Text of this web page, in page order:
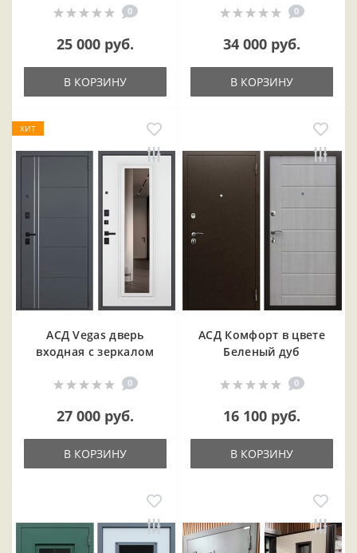
0
25 000 руб.
В КОРЗИНУ
0
34 000 руб.
В КОРЗИНУ
ХИТ
АСД Vegas дверь
входная с зеркалом
0
27 000 руб.
В КОРЗИНУ
АСД Комфорт в цвете
Беленый дуб
0
16 100 руб.
В КОРЗИНУ